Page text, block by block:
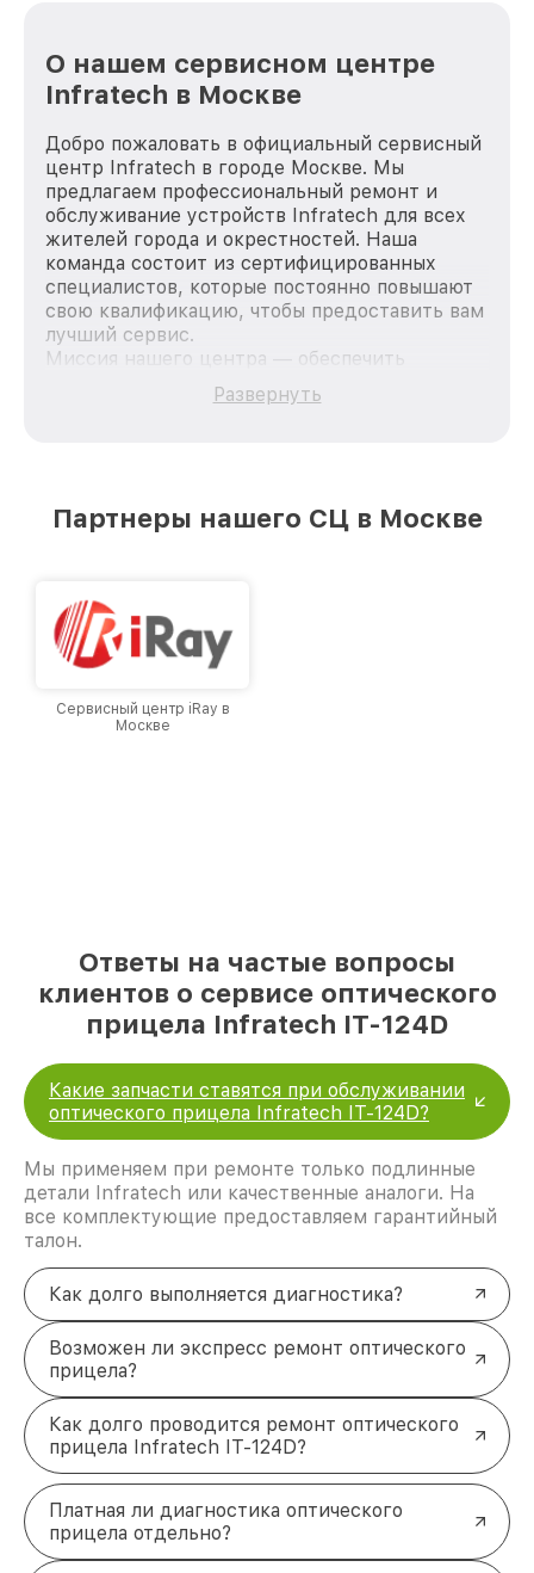
О нашем сервисном центре
Infratech в Москве
Добро пожаловать в официальный сервисный
центр Infratech в городе Москве. Мы
предлагаем профессиональный ремонт и
обслуживание устройств Infratech для всех
жителей города и окрестностей. Наша
команда состоит из сертифицированных
специалистов, которые постоянно повышают
свою квалификацию, чтобы предоставить вам
лучший сервис.
Миссия нашего центра — обеспечить
качественный и доступный ремонт для
каждого пользователя продукции Infratech,
лучшим сервисным центром Infratech в
Развернуть
Партнеры нашего СЦ в Москве
Сервисный центр iRay в
Москве
Ответы на частые вопросы
клиентов о сервисе оптического
прицела Infratech IT-124D
Какие запчасти ставятся при обслуживании
оптического прицела Infratech IT-124D?
Мы применяем при ремонте только подлинные
детали Infratech или качественные аналоги. На
все комплектующие предоставляем гарантийный
талон.
Как долго выполняется диагностика?
Возможен ли экспресс ремонт оптического
прицела?
Как долго проводится ремонт оптического
прицела Infratech IT-124D?
Платная ли диагностика оптического
прицела отдельно?